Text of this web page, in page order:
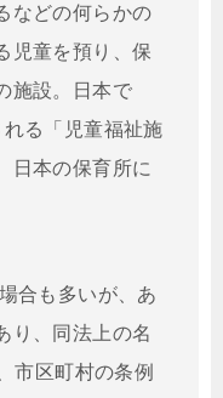
などの何らかの
児童を預り、保
施設。日本で
る「児童福祉施
日本の保育所に
合も多いが、あ
り、同法上の名
市区町村の条例